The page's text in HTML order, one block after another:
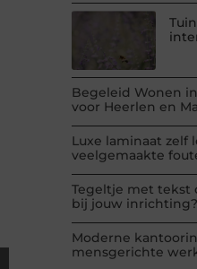
Begeleid Wonen
voor Heerlen en
Luxe laminaat zelf
veelgemaakte
Tegeltje met tekst
bij jouw inrichting?
Moderne
mensgerichte